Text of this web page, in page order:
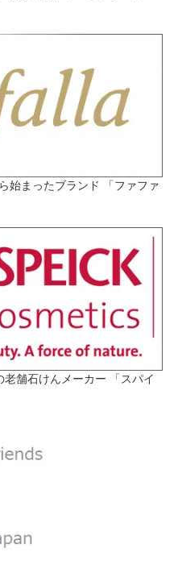
始まったブランド 「ファファ
舗石けんメーカー 「スパイ